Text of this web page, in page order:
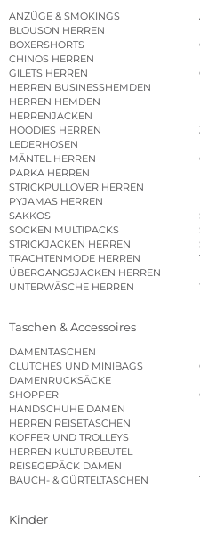
ANZÜGE & SMOKINGS
BLOUSON HERREN
BOXERSHORTS
CHINOS HERREN
GILETS HERREN
HERREN BUSINESSHEMDEN
HERREN HEMDEN
HERRENJACKEN
HOODIES HERREN
LEDERHOSEN
MÄNTEL HERREN
PARKA HERREN
STRICKPULLOVER HERREN
PYJAMAS HERREN
SAKKOS
SOCKEN MULTIPACKS
STRICKJACKEN HERREN
TRACHTENMODE HERREN
ÜBERGANGSJACKEN HERREN
UNTERWÄSCHE HERREN
Taschen & Accessoires
DAMENTASCHEN
CLUTCHES UND MINIBAGS
DAMENRUCKSÄCKE
SHOPPER
HANDSCHUHE DAMEN
HERREN REISETASCHEN
KOFFER UND TROLLEYS
HERREN KULTURBEUTEL
REISEGEPÄCK DAMEN
BAUCH- & GÜRTELTASCHEN
Kinder